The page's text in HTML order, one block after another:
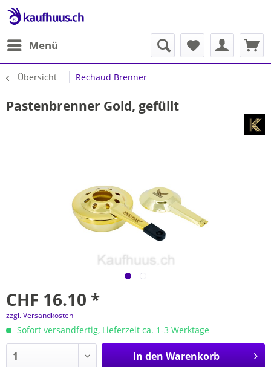
Menü
Übersicht Rechaud Brenner
Pastenbrenner Gold, gefüllt
CHF 16.10 *
zzgl. Versandkosten
Sofort versandfertig, Lieferzeit ca. 1-3 Werktage
In den Warenkorb